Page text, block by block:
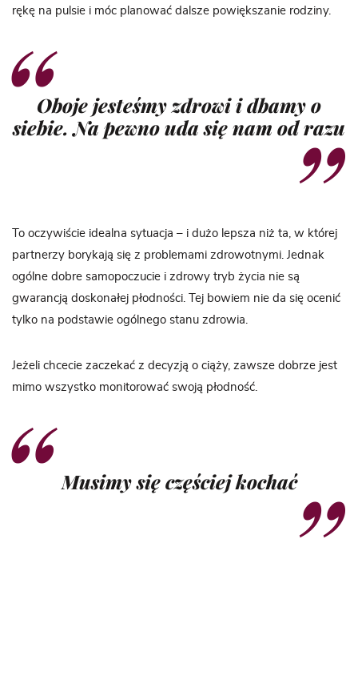
rękę na pulsie i móc planować dalsze powiększanie rodziny.
Oboje jesteśmy zdrowi i dbamy o
siebie. Na pewno uda się nam od razu
To oczywiście idealna sytuacja – i dużo lepsza niż ta, w której
partnerzy borykają się z problemami zdrowotnymi. Jednak
ogólne dobre samopoczucie i zdrowy tryb życia nie są
gwarancją doskonałej płodności. Tej bowiem nie da się ocenić
tylko na podstawie ogólnego stanu zdrowia.
Jeżeli chcecie zaczekać z decyzją o ciąży, zawsze dobrze jest
mimo wszystko monitorować swoją płodność.
Musimy się częściej kochać